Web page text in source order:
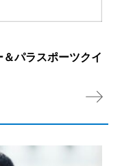
パラスポーツクイ